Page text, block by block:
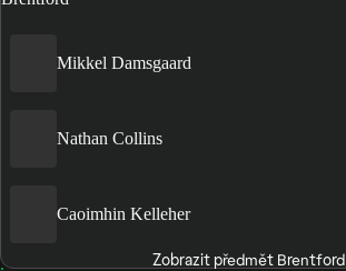
Mikkel Damsgaard
Nathan Collins
Caoimhin Kelleher
Zobrazit předmět Brentford